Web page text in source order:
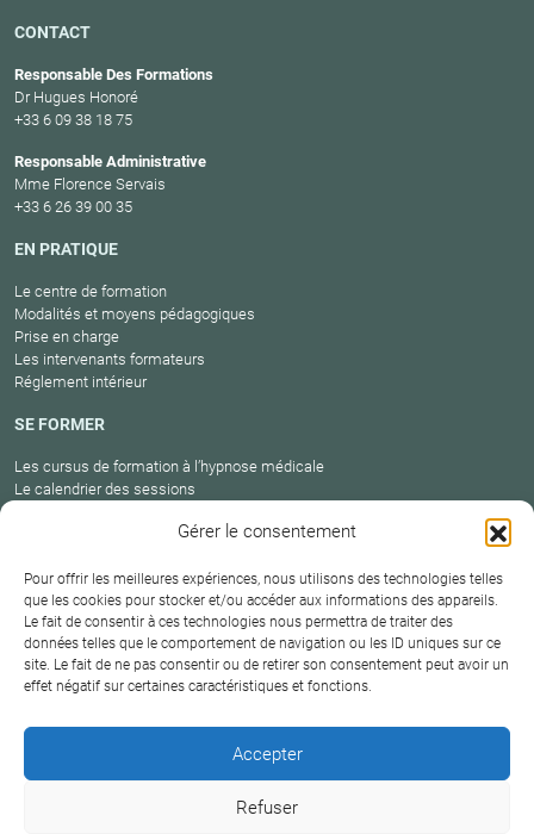
Gérer le consentement
Pour offrir les meilleures expériences, nous utilisons des technologies telles
que les cookies pour stocker et/ou accéder aux informations des appareils.
Le fait de consentir à ces technologies nous permettra de traiter des
données telles que le comportement de navigation ou les ID uniques sur ce
site. Le fait de ne pas consentir ou de retirer son consentement peut avoir un
effet négatif sur certaines caractéristiques et fonctions.
Accepter
Refuser
CONTACT
Responsable Des Formations
Dr Hugues Honoré
+33 6 09 38 18 75
Responsable Administrative
Mme Florence Servais
+33 6 26 39 00 35
EN PRATIQUE
Le centre de formation
Modalités et moyens pédagogiques
Prise en charge
Les intervenants formateurs
Réglement intérieur
SE FORMER
Les cursus de formation à l’hypnose médicale
Le calendrier des sessions
Mentions
légales
Conditions
générales de
vente
Plan
du site
Contact
Protection
des données
basque © 2026
DERNIÈRE MISE À JOUR :